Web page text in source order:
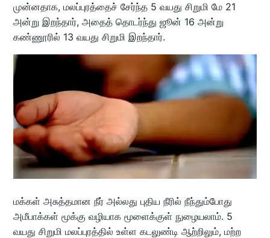
முன்னதாக, மலப்புரத்தைச் சேர்ந்த 5 வயது சிறுமி மே 21
அன்று இறந்தார், அதைத் தொடர்ந்து ஜூன் 16 அன்று
கண்ணூரில் 13 வயது சிறுமி இறந்தார்.
மக்கள் அசுத்தமான நீர் அல்லது புதிய நீரில் நீந்தும்போது
அமீபாக்கள் மூக்கு வழியாக மூளைக்குள் நுழையலாம். 5
வயது சிறுமி மலப்புரத்தில் உள்ள கடலுண்டி ஆற்றிலும், மற்ற